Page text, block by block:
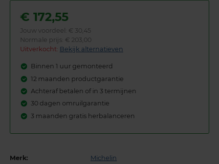
€ 172,55
Jouw voordeel: € 30,45
Normale prijs: € 203,00
Uitverkocht: Bekijk alternatieven
Binnen 1 uur gemonteerd
12 maanden productgarantie
Achteraf betalen of in 3 termijnen
30 dagen omruilgarantie
3 maanden gratis herbalanceren
Merk: Michelin